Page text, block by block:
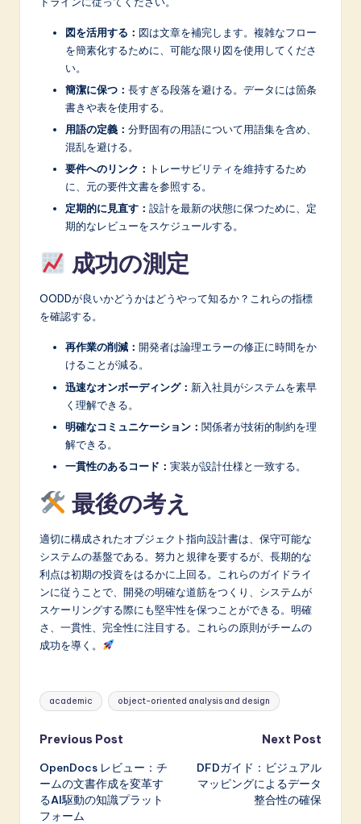
図を活用する： 図は文章を補完します。複雑なフロー
を簡素化するために、可能な限り図を使用してくださ
い。
簡潔に保つ： 長すぎる段落を避ける。データには箇条
書きや表を使用する。
用語の定義： 分野固有の用語について用語集を含め、
混乱を避ける。
要件へのリンク： トレーサビリティを維持するため
に、元の要件文書を参照する。
定期的に見直す： 設計を最新の状態に保つために、定
期的なレビューをスケジュールする。
成功の測定
OODDが良いかどうかはどうやって知るか？これらの指標
を確認する。
再作業の削減： 開発者は論理エラーの修正に時間をか
けることが減る。
迅速なオンボーディング： 新入社員がシステムを素早
く理解できる。
明確なコミュニケーション： 関係者が技術的制約を理
解できる。
一貫性のあるコード： 実装が設計仕様と一致する。
最後の考え
適切に構成されたオブジェクト指向設計書は、保守可能な
システムの基盤である。努力と規律を要するが、長期的な
利点は初期の投資をはるかに上回る。これらのガイドライ
ンに従うことで、開発の明確な道筋をつくり、システムが
スケーリングする際にも堅牢性を保つことができる。明確
さ、一貫性、完全性に注目する。これらの原則がチームの
成功を導く。
Tags:
academic object-oriented analysis and design
Post
navigation
Previous Post
OpenDocs レビュー：チ
ームの文書作成を変革す
るAI駆動の知識プラット
フォーム
Next Post
DFDガイド：ビジュアル
マッピングによるデータ
整合性の確保